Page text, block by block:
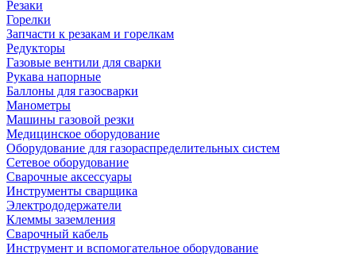
Резаки
Горелки
Запчасти к резакам и горелкам
Редукторы
Газовые вентили для сварки
Рукава напорные
Баллоны для газосварки
Манометры
Машины газовой резки
Медицинское оборудование
Оборудование для газораспределительных систем
Сетевое оборудование
Сварочные аксессуары
Инструменты сварщика
Электрододержатели
Клеммы заземления
Сварочный кабель
Инструмент и вспомогательное оборудование